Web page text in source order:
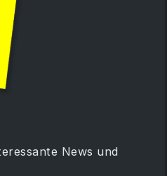
News und